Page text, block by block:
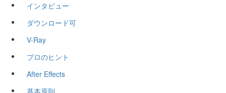
インタビュー
ダウンロード可
V-Ray
プロのヒント
After Effects